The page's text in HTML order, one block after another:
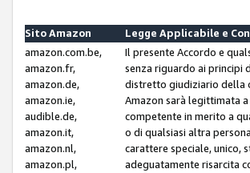
Sito Amazon
Legge Applicabile e
amazon.com.be,
amazon.fr,
amazon.de,
amazon.ie,
audible.de,
amazon.it,
amazon.nl,
amazon.pl,
Il presente Accordo e
senza riguardo ai principi
distretto giudiziario della
Amazon sarà legittimata
competente in merito a
o di qualsiasi altra
carattere speciale, unico,
adeguatamente risarcita